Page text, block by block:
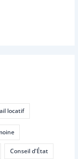
locatif
Conseil d'État